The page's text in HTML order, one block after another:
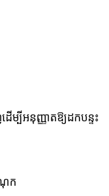
អនុញ្ញាតឱ្យដកបន្ទះ
ណុក